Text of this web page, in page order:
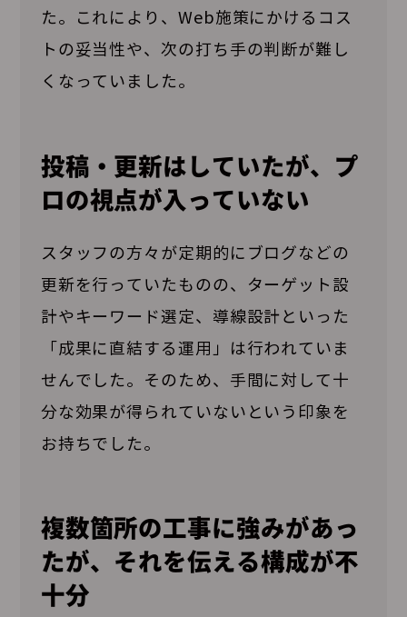
た。これにより、Web施策にかけるコス
トの妥当性や、次の打ち手の判断が難し
くなっていました。
投稿・更新はしていたが、プ
ロの視点が入っていない
スタッフの方々が定期的にブログなどの
更新を行っていたものの、ターゲット設
計やキーワード選定、導線設計といった
「成果に直結する運用」は行われていま
せんでした。そのため、手間に対して十
分な効果が得られていないという印象を
お持ちでした。
複数箇所の工事に強みがあっ
たが、それを伝える構成が不
十分